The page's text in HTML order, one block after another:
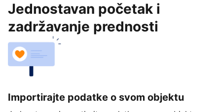
Jednostavan početak i
zadržavanje prednosti
Importirajte podatke o svom objektu